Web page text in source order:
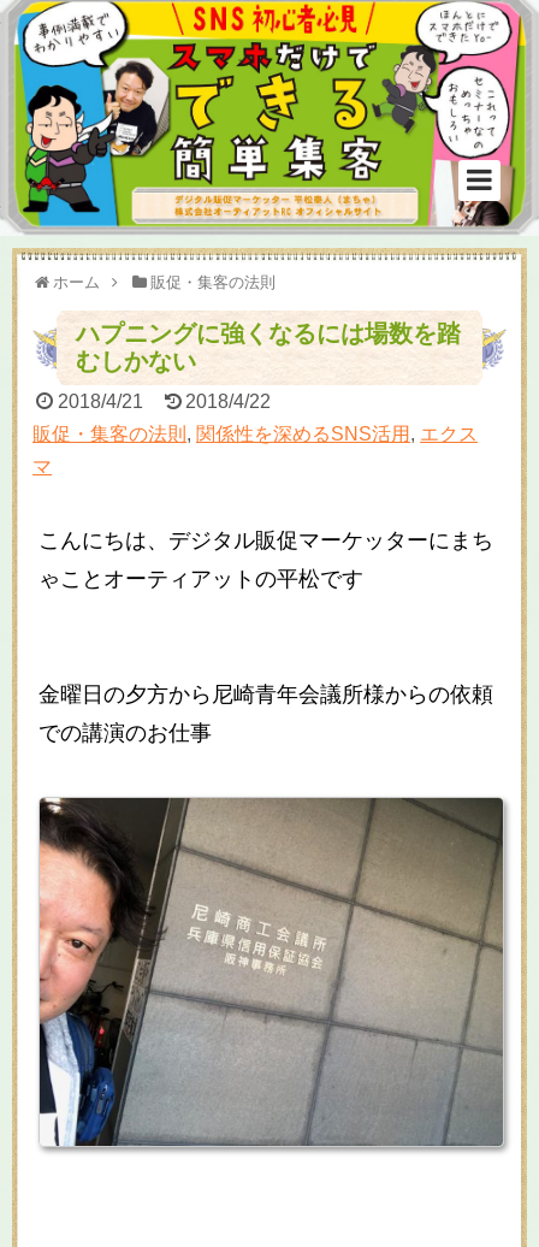
ホーム 販促・集客の法則
ハプニングに強くなるには場数を踏
むしかない
2018/4/21
2018/4/22
販促・集客の法則 , 関係性を深めるSNS活用 , エクス
マ
こんにちは、デジタル販促マーケッターにまち
ゃことオーティアットの平松です
金曜日の夕方から尼崎青年会議所様からの依頼
での講演のお仕事